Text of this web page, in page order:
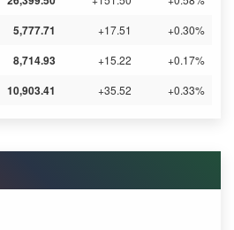
5,777.71 +17.51
+0.30%
8,714.93 +15.22
+0.17%
10,903.41 +35.52 +0.33%